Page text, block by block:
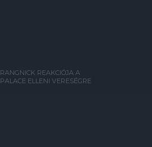
RANGNICK REAKCIÓJA A
PALACE ELLENI VERESÉGRE